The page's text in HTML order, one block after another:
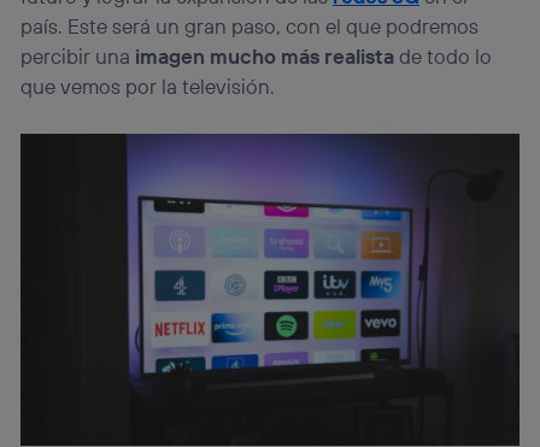
país. Este será un gran paso, con el que podremos
percibir una imagen mucho más realistade todo lo
que vemos por la televisión.
Si utilizasdatos móviles, el marketing será más
personalizado, ya que se basará únicamente en la
navegación del usuario del móvil.
Puedes gestionar los consentimientos Utiq seleccionando
política de privacidad de Utiq